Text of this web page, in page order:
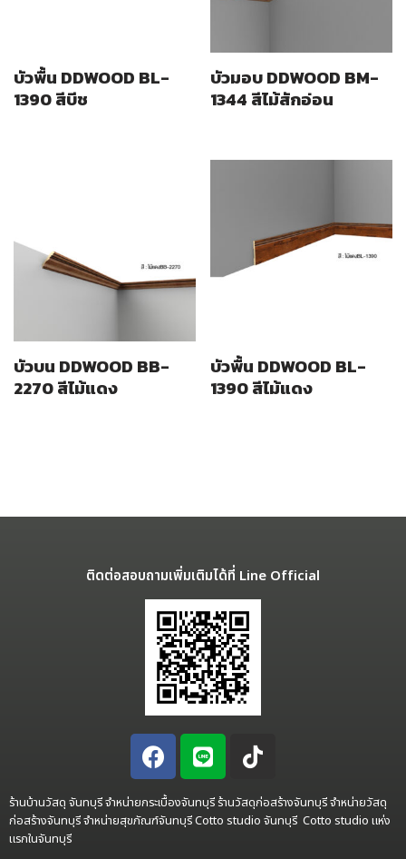
บัวพื้น DDWOOD BL-
1390 สีบีช
บัวมอบ DDWOOD BM-
1344 สีไม้สักอ่อน
บัวบน DDWOOD BB-
2270 สีไม้แดง
บัวพื้น DDWOOD BL-
1390 สีไม้แดง
ติดต่อสอบถามเพิ่มเติมได้ที่ Line Official
ร้านบ้านวัสดุ จันทบุรี จำหน่ายกระเบื้องจันทบุรี ร้านวัสดุก่อสร้างจันทบุรี จำหน่ายวัสดุ
ก่อสร้างจันทบุรี จำหน่ายสุขภัณฑ์จันทบุรี Cotto studio จันทบุรี Cotto studio แห่ง
แรกในจันทบุรี